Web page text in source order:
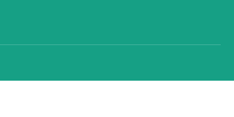
захисту персональних даних